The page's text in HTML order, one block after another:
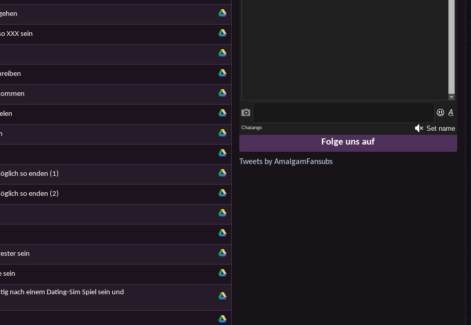
XXX sein
so enden (1)
so enden (2)
sein
sein
nach einem Dating-Sim Spiel sein und
Folge uns auf
Tweets by AmalgamFansubs